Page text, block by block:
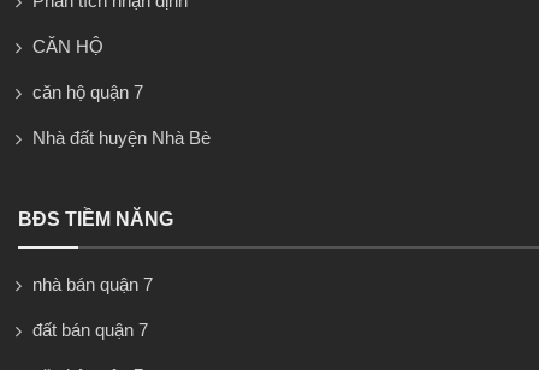
CĂN HỘ
căn hộ quận 7
Nhà đất huyện Nhà Bè
BĐS TIỀM NĂNG
nhà bán quận 7
đất bán quận 7